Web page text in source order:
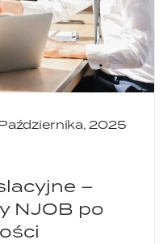
2025
–
NJOB po